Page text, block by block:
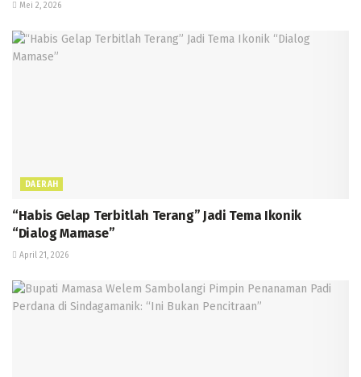
Mei 2, 2026
DAERAH
“Habis Gelap Terbitlah Terang” Jadi Tema Ikonik
“Dialog Mamase”
April 21, 2026